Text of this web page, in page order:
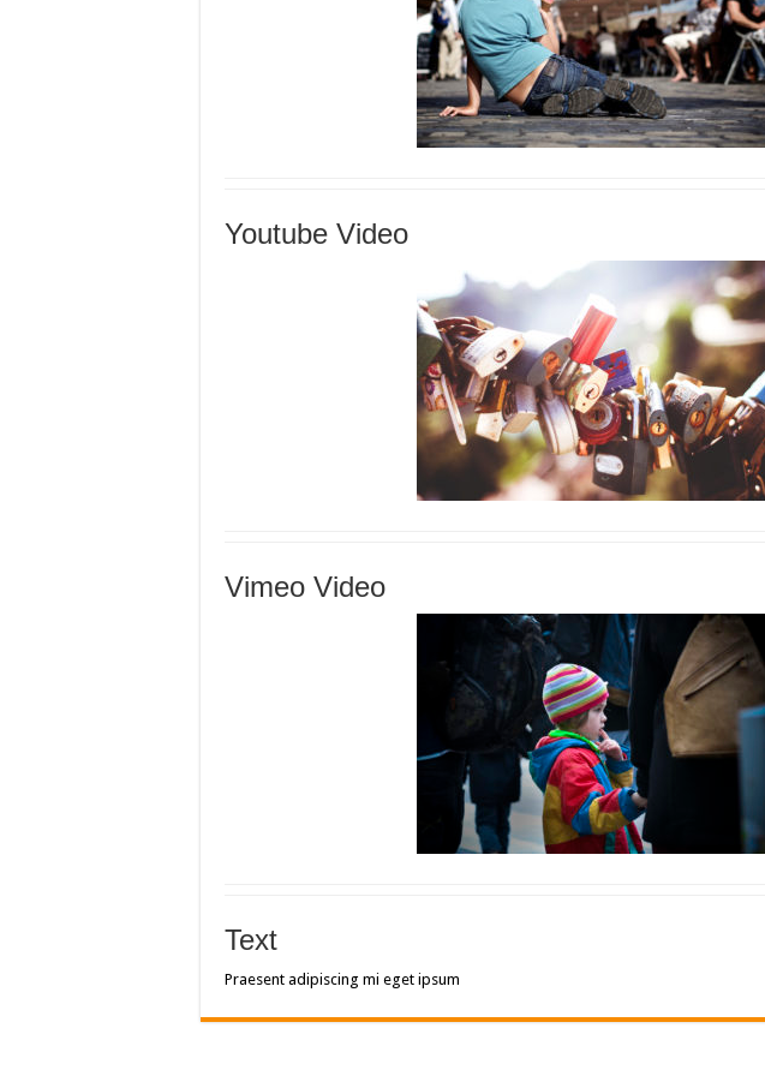
Youtube Video
Vimeo Video
Text
Praesent adipiscing mi eget ipsum